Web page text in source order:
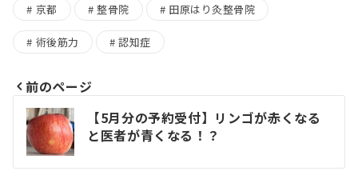
京都 整骨院 田原はり灸整骨院
術後筋力 認知症
投
稿
ナ
前のページ
【5月分の予約受付】リンゴが赤くなる
と医者が青くなる！？